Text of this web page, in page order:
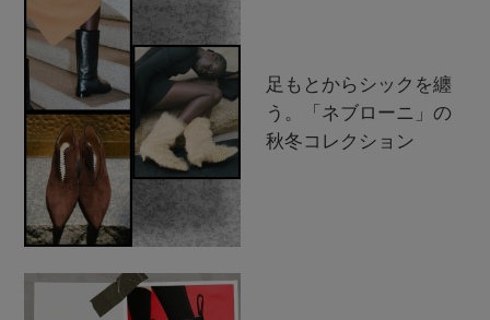
足もとからシックを纏
う。「ネブローニ」の
秋冬コレクション